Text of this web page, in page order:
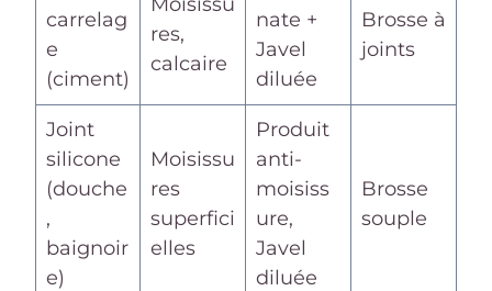
carrelag
e
(ciment)
res,
calcaire
nate +
Javel
diluée
Brosse à
joints
Joint
silicone
(douche
,
baignoir
e)
Moisissu
res
superfici
elles
Produit
anti-
moisiss
ure,
Javel
diluée
Brosse
souple